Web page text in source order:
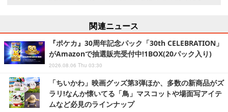
関連ニュース
『ポケカ』30周年記念パック「30th CELEBRATION」
がAmazonで抽選販売受付中!1BOX(20パック入り)
2026.08.06 Thu 03:30
「ちいかわ」映画グッズ第3弾ほか、多数の新商品がズ
ラリ!なんか懐いてる「鳥」マスコットや場面写アイテ
ムなど必見のラインナップ